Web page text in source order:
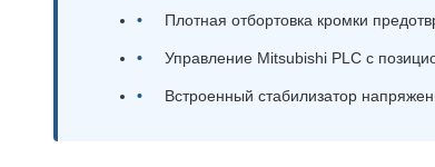
Плотная отбортовка кромки
Управление Mitsubishi PLC с
Встроенный стабилизатор